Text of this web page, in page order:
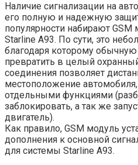
Наличие сигнализации на
его полную и надежную
популярности набирают GSM
Starline A93. По сути, это
благодаря которому
превратить в целый
соединения позволяет
местоположение автомобиля,
отдельными функциями
заблокировать, а так же
двигатель).
Как правило, GSM модуль
дополнения к основной
для системы Starline A93.